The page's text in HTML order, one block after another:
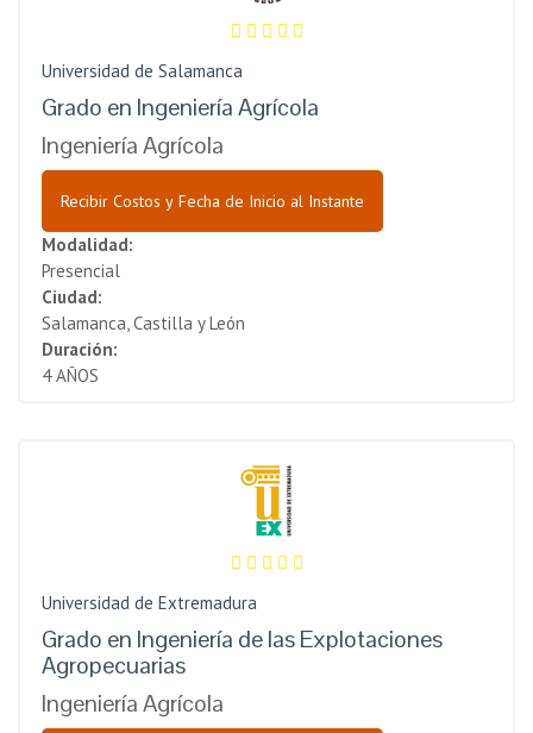
Universidad de Salamanca
Grado en Ingeniería Agrícola
Ingeniería Agrícola
Recibir Costos y Fecha de Inicio al Instante
Modalidad:
Presencial
Ciudad:
Salamanca, Castilla y León
Duración:
4 AÑOS
Universidad de Extremadura
Grado en Ingeniería de las Explotaciones
Agropecuarias
Ingeniería Agrícola